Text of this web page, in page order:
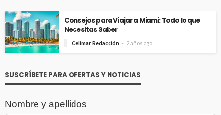
Consejos para Viajar a Miami: Todo lo que
Necesitas Saber
Celimar Redacción 2 años ago
SUSCRÍBETE PARA OFERTAS Y NOTICIAS
Nombre y apellidos